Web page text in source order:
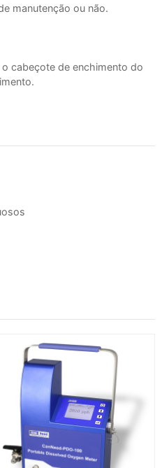
manutenção ou não.
cabeçote de enchimento do